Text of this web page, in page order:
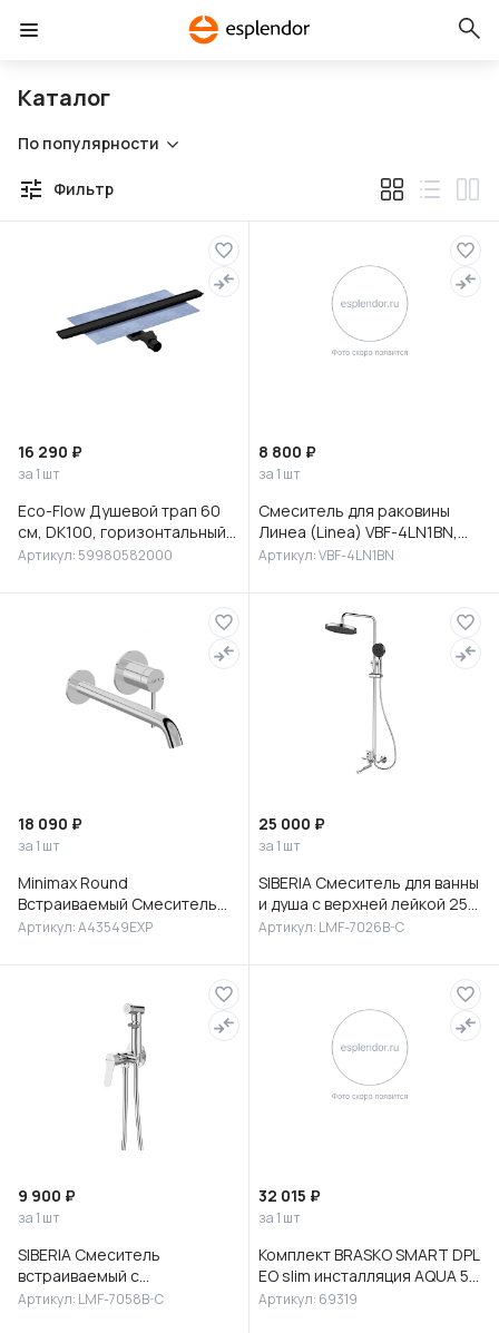
Каталог
По популярности
Фильтр
16 290 ₽
за 1 шт
Eco-Flow Душевой трап 60
см, DK100, горизонтальный
сифон 60 мм, матовый
Артикул: 59980582000
8 800 ₽
за 1 шт
Смеситель для раковины
Линеа (Linea) VBF-4LN1BN,
брашированный никель
Артикул: VBF-4LN1BN
18 090 ₽
за 1 шт
Minimax Round
Встраиваемый Смеситель
для раковины, хром,
Артикул: A43549EXP
25 000 ₽
за 1 шт
SIBERIA Смеситель для ванны
и душа с верхней лейкой 25
см, с изливом, латунь, хром,
Артикул: LMF-7026B-C
9 900 ₽
за 1 шт
SIBERIA Смеситель
встраиваемый с
гигиеническим душем,
Артикул: LMF-7058B-C
32 015 ₽
за 1 шт
Комплект BRASKO SMART DPL
EO slim инсталляция AQUA 50
PRIME P кнопка ACCENTO
Артикул: 69319